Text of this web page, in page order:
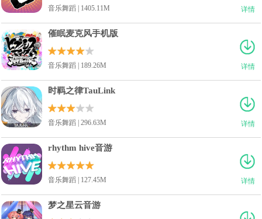
详情
音乐舞蹈 | 1405.11M
详情
催眠麦克风手机版
音乐舞蹈 | 189.26M
详情
时羁之律TauLink
音乐舞蹈 | 296.63M
详情
rhythm hive音游
音乐舞蹈 | 127.45M
梦之星云音游